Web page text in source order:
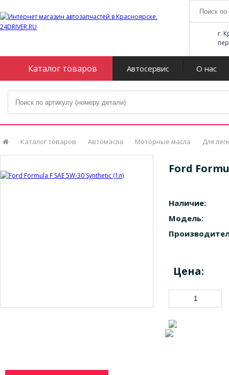
г.
Каталог товаров Автосервис О нас
Каталог товаров Автомасла Моторные масла Для
Ford
Наличие:
Модель:
Цена: